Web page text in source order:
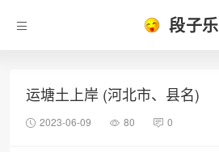
段子乐
运塘土上岸 (河北市、县名)
2023-06-09 80 0